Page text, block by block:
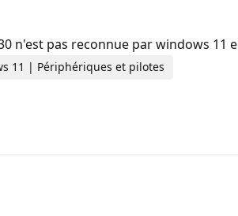
n'est pas reconnue par windows
11 | Périphériques et pilotes